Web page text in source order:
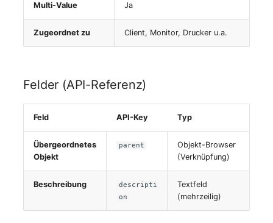
Printbox
Rack-Segment
Raum
Remote Management
Controller
Replikationsobjekt
Router
SAN Zoning
Multi-Value Ja
Zugeordnet zu Client, Monitor, Drucker u.a.
Felder (API-Referenz)
Feld API-Key Typ
Übergeordnetes
Objekt
parent
Objekt-Browser
(Verknüpfung)
Beschreibung
descripti
on
Textfeld
(mehrzeilig)